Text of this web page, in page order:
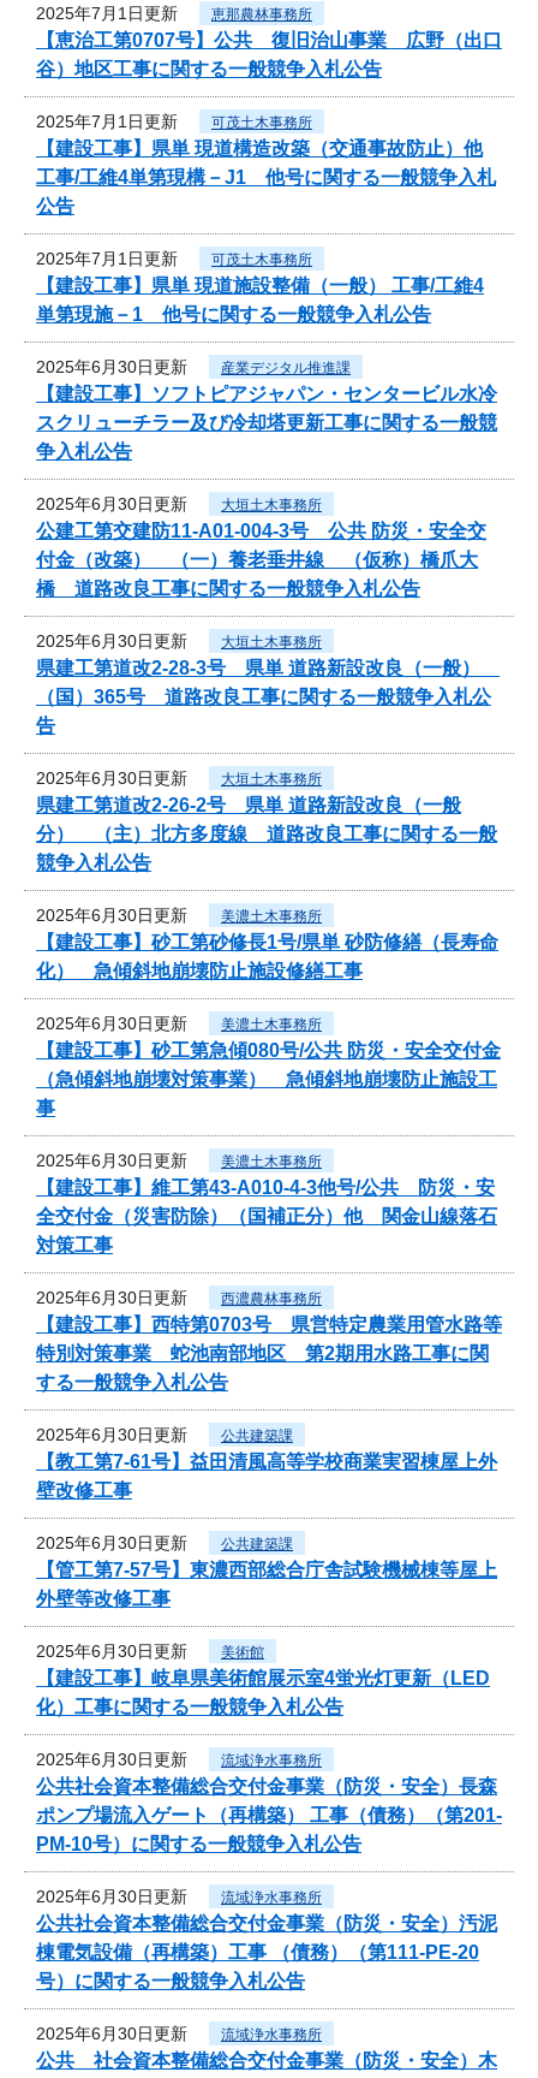
2025年7月1日更新 恵那農林事務所
【恵治工第0707号】公共 復旧治山事業 広野（出口
谷）地区工事に関する一般競争入札公告
2025年7月1日更新 可茂土木事務所
【建設工事】県単 現道構造改築（交通事故防止）他
工事/工維4単第現構－J1 他号に関する一般競争入札
公告
2025年7月1日更新 可茂土木事務所
【建設工事】県単 現道施設整備（一般） 工事/工維4
単第現施－1 他号に関する一般競争入札公告
2025年6月30日更新 産業デジタル推進課
【建設工事】ソフトピアジャパン・センタービル水冷
スクリューチラー及び冷却塔更新工事に関する一般競
争入札公告
2025年6月30日更新 大垣土木事務所
公建工第交建防11-A01-004-3号 公共 防災・安全交
付金（改築） （一）養老垂井線 （仮称）橋爪大
橋 道路改良工事に関する一般競争入札公告
2025年6月30日更新 大垣土木事務所
県建工第道改2-28-3号 県単 道路新設改良（一般）
（国）365号 道路改良工事に関する一般競争入札公
告
2025年6月30日更新 大垣土木事務所
県建工第道改2-26-2号 県単 道路新設改良（一般
分） （主）北方多度線 道路改良工事に関する一般
競争入札公告
2025年6月30日更新 美濃土木事務所
【建設工事】砂工第砂修長1号/県単 砂防修繕（長寿命
化） 急傾斜地崩壊防止施設修繕工事
2025年6月30日更新 美濃土木事務所
【建設工事】砂工第急傾080号/公共 防災・安全交付金
（急傾斜地崩壊対策事業） 急傾斜地崩壊防止施設工
事
2025年6月30日更新 美濃土木事務所
【建設工事】維工第43-A010-4-3他号/公共 防災・安
全交付金（災害防除）（国補正分）他 関金山線落石
対策工事
2025年6月30日更新 西濃農林事務所
【建設工事】西特第0703号 県営特定農業用管水路等
特別対策事業 蛇池南部地区 第2期用水路工事に関
する一般競争入札公告
2025年6月30日更新 公共建築課
【教工第7-61号】益田清風高等学校商業実習棟屋上外
壁改修工事
2025年6月30日更新 公共建築課
【管工第7-57号】東濃西部総合庁舎試験機械棟等屋上
外壁等改修工事
2025年6月30日更新 美術館
【建設工事】岐阜県美術館展示室4蛍光灯更新（LED
化）工事に関する一般競争入札公告
2025年6月30日更新 流域浄水事務所
公共社会資本整備総合交付金事業（防災・安全）長森
ポンプ場流入ゲート（再構築） 工事（債務）（第201-
PM-10号）に関する一般競争入札公告
2025年6月30日更新 流域浄水事務所
公共社会資本整備総合交付金事業（防災・安全）汚泥
棟電気設備（再構築）工事 （債務）（第111-PE-20
号）に関する一般競争入札公告
2025年6月30日更新 流域浄水事務所
公共 社会資本整備総合交付金事業（防災・安全）木